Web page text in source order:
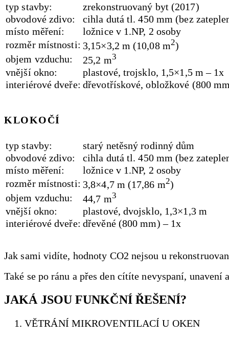
typ stavby:
zrekonstruovaný byt (2017)
obvodové zdivo:
cihla dutá tl. 450 mm (bez
místo měření:
ložnice v 1.NP, 2 osoby
rozměr místnosti: 3,15×3,2 m (10,08 m2)
objem vzduchu:
25,2 m3
vnější okno:
plastové, trojsklo, 1,5×1,5 m – 1x
interiérové dveře: dřevotřískové, obložkové (800
KLOKOČÍ
typ stavby:
starý netěsný rodinný dům
obvodové zdivo:
cihla dutá tl. 450 mm (bez
místo měření:
ložnice v 1.NP, 2 osoby
rozměr místnosti: 3,8×4,7 m (17,86 m2)
objem vzduchu:
44,7 m3
vnější okno:
plastové, dvojsklo, 1,3×1,3 m
interiérové dveře: dřevěné (800 mm) – 1x
Jak sami vidíte, hodnoty CO2 nejsou u
Také se po ránu a přes den cítíte nevyspaní,
JAKÁ JSOU FUNKČNÍ ŘEŠENÍ?
VĚTRÁNÍ MIKROVENTILACÍ U OKEN